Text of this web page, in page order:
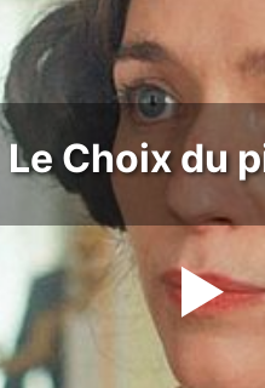
Le Choix du